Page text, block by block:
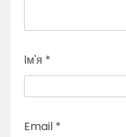
Ім'я *
Email *